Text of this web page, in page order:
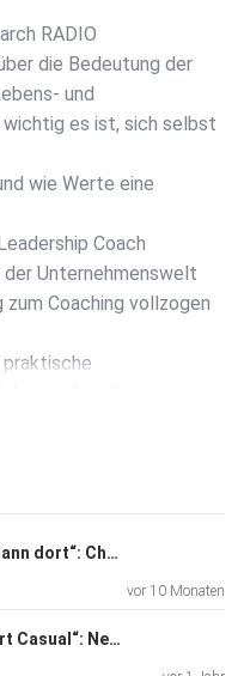
RADIO
die Bedeutung der
und
es ist, sich selbst
wie Werte eine
Coach
Unternehmenswelt
Coaching vollzogen
für alle
Dankbarkeit
#45 „Irgendwann bleib I dann dort“: Christina und Verena über das Leben im Ausland – und Reisen, die man nicht bucht, sondern wagt
vor 10 Monaten
#43 Reden wir über „Smart Casual“: Newsletter, Netzwerk, Next Level – Journalismus neu gedacht mit Elisabeth Oberndorfer